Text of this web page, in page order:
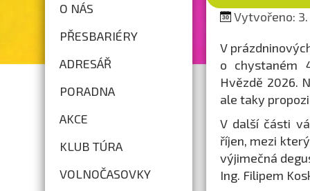
O NÁS
PŘESBARIÉRY
ADRESÁŘ
PORADNA
AKCE
KLUB TÚRA
VOLNOČASOVKY
Vytvořeno: 3.
V
o chystaném
Hvězdě 2026.
ale taky
V další části
říjen, mezi
výjimečná
Ing. Filipem